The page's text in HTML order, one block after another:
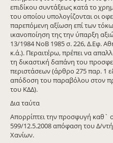
επιδίκου συντάξεως κατά το
του οποίου υπολογίζονται οι
παρεπόμενη αξίωση επί των
ικανοποίηση της την ύπαρξη
13/1984 ΝοΒ 1985 σ. 226, Δ.Εφ.
κ.ά.). Περαιτέρω, πρέπει να
τη δικαστική δαπάνη του
περιστάσεων (άρθρο 275 παρ. 1
απόδοση του παραβόλου στον
του ΚΔΔ).
Δια ταύτα
Απορρίπτει την προσφυγή καθ`
599/12.5.2008 απόφαση του Δ/
Χανίων.